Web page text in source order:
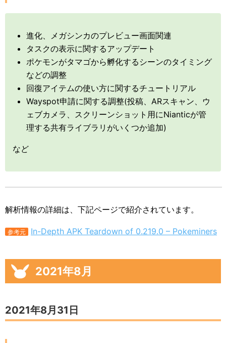
進化、メガシンカのプレビュー画面関連
タスクの表示に関するアップデート
ポケモンがタマゴから孵化するシーンのタイミング
などの調整
回復アイテムの使い方に関するチュートリアル
Wayspot申請に関する調整(投稿、ARスキャン、ウ
ェブカメラ、スクリーンショット用にNianticが管
理する共有ライブラリがいくつか追加)
など
解析情報の詳細は、下記ページで紹介されています。
参考元 In-Depth APK Teardown of 0.219.0 – Pokeminers
2021年8月
2021年8月31日